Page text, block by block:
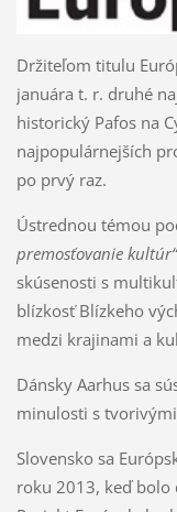
Držiteľom titulu
januára t. r. druhé
historický Pafos na
najpopulárnejších
po prvý raz.
Ústrednou témou
premosťovanie kultúr“
skúsenosti s
blízkosť Blízkeho
medzi krajinami a
Dánsky Aarhus sa
minulosti s
Slovensko sa
roku 2013, keď